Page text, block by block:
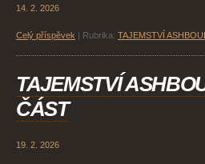
14. 2. 2026
Celý příspěvek Rubrika: TAJEMSTVÍ
TAJEMSTVÍ
ČÁST
19. 2. 2026